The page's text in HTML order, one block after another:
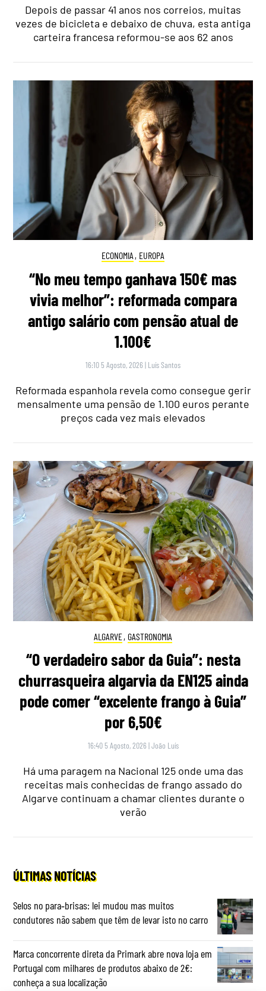
Depois de passar 41 anos nos correios, muitas
vezes de bicicleta e debaixo de chuva, esta antiga
carteira francesa reformou-se aos 62 anos
ECONOMIA , EUROPA
“No meu tempo ganhava 150€ mas
vivia melhor”: reformada compara
antigo salário com pensão atual de
1.100€
16:10 5 Agosto, 2026 | Luís Santos
Reformada espanhola revela como consegue gerir
mensalmente uma pensão de 1.100 euros perante
preços cada vez mais elevados
ALGARVE, GASTRONOMIA
“O verdadeiro sabor da Guia”: nesta
churrasqueira algarvia da EN125 ainda
pode comer “excelente frango à Guia”
por 6,50€
16:40 5 Agosto, 2026 |João Luís
Há uma paragem na Nacional 125 onde uma das
receitas mais conhecidas de frango assado do
Algarve continuam a chamar clientes durante o
verão
ÚLTIMAS NOTÍCIAS
Selos no para‑brisas: lei mudou mas muitos
condutores não sabem que têm de levar isto no carro
Marca concorrente direta da Primark abre nova loja em
Portugal com milhares de produtos abaixo de 2€:
conheça a sua localização